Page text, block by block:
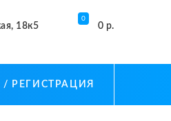
18к5
0
0 р.
/ РЕГИСТРАЦИЯ